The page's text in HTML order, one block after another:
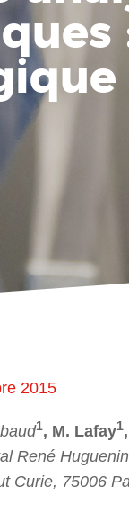
2015
1, M. Lafay1
René
Curie, 75006